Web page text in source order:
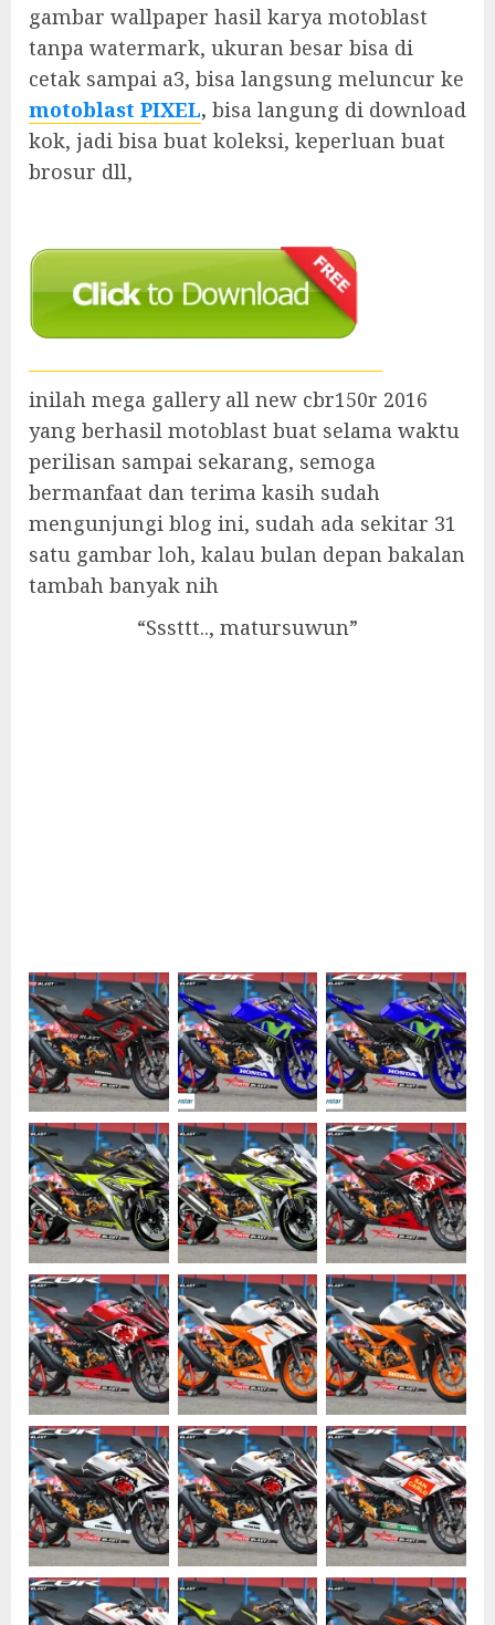
gambar wallpaper hasil karya motoblast
tanpa watermark, ukuran besar bisa di
cetak sampai a3, bisa langsung meluncur ke
motoblast PIXEL, bisa langung di download
kok, jadi bisa buat koleksi, keperluan buat
brosur dll,
inilah mega gallery all new cbr150r 2016
yang berhasil motoblast buat selama waktu
perilisan sampai sekarang, semoga
bermanfaat dan terima kasih sudah
mengunjungi blog ini, sudah ada sekitar 31
satu gambar loh, kalau bulan depan bakalan
tambah banyak nih
“Sssttt.., matursuwun”